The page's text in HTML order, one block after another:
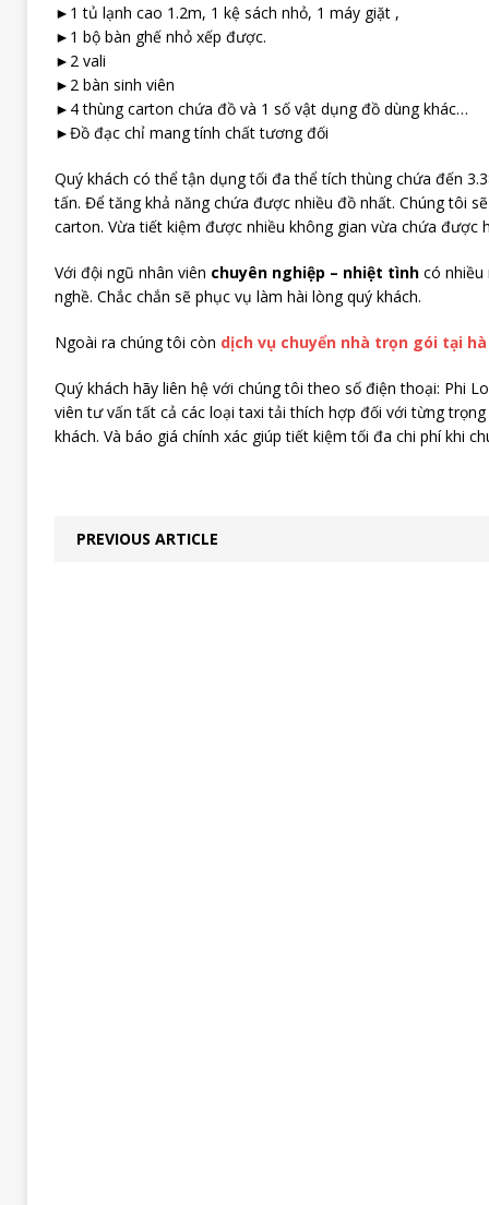
►1 tủ lạnh cao 1.2m, 1 kệ sách nhỏ, 1 máy giặt ,
►1 bộ bàn ghế nhỏ xếp được.
►2 vali
►2 bàn sinh viên
►4 thùng carton chứa đồ và 1 số vật dụng đồ dùng khác…
►Đồ đạc chỉ mang tính chất tương đối
Quý khách có thể tận dụng tối đa thể tích thùng chứa đến
tấn. Để tăng khả năng chứa được nhiều đồ nhất. Chúng tôi
carton. Vừa tiết kiệm được nhiều không gian vừa chứa được
Với đội ngũ nhân viên chuyên nghiệp – nhiệt tình có nhiều
nghề. Chắc chắn sẽ phục vụ làm hài lòng quý khách.
Ngoài ra chúng tôi còn dịch vụ chuyển nhà trọn gói tại
Quý khách hãy liên hệ với chúng tôi theo số điện thoại: Phi
viên tư vấn tất cả các loại taxi tải thích hợp đối với từng
khách. Và báo giá chính xác giúp tiết kiệm tối đa chi phí khi
PREVIOUS ARTICLE